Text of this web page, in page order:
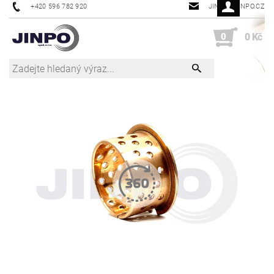
+420 596 782 920 JINPO@JINPO.CZ
0 0 Kč